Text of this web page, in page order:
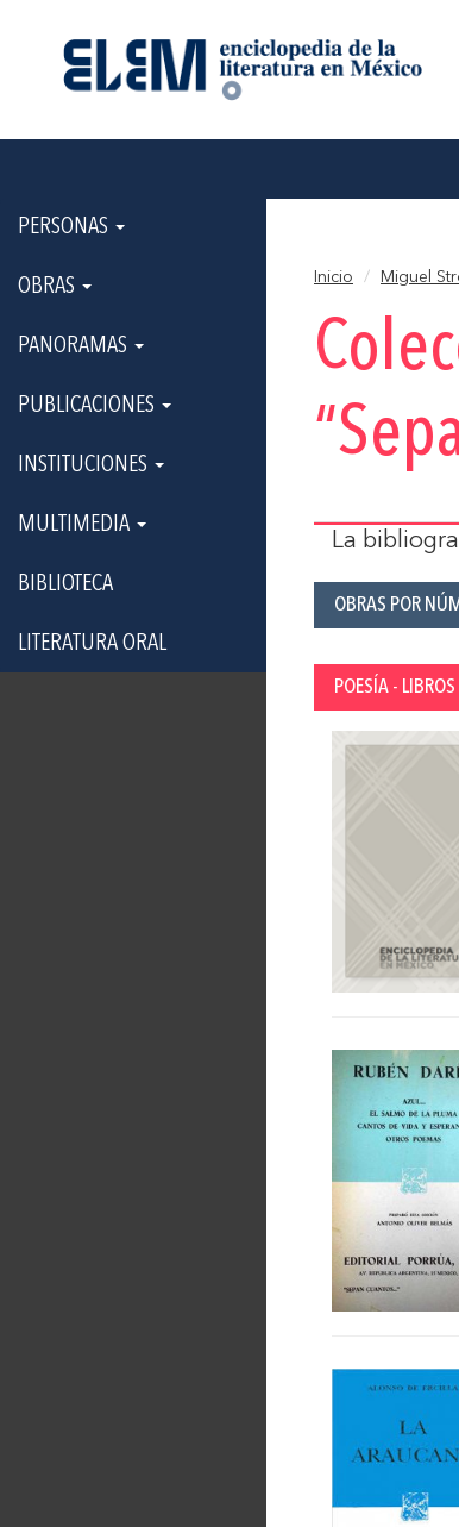
PERSONAS
OBRAS
PANORAMAS
PUBLICACIONES
INSTITUCIONES
MULTIMEDIA
BIBLIOTECA
LITERATURA ORAL
Inicio Miguel
La
OBRAS POR
POESÍA -